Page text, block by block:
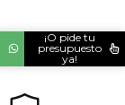
¡O pide tu
presupuesto
ya!